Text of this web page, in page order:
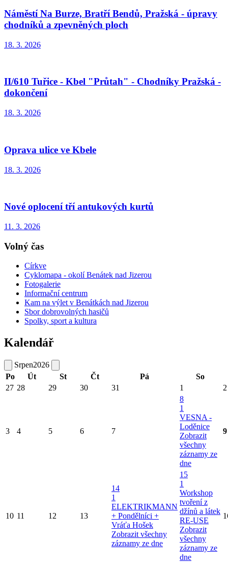
Náměstí Na Burze, Bratří Bendů, Pražská - úpravy
chodníků a zpevněných ploch
18. 3. 2026
II/610 Tuřice - Kbel "Průtah" - Chodníky Pražská -
dokončení
18. 3. 2026
Oprava ulice ve Kbele
18. 3. 2026
Nové oplocení tří antukových kurtů
11. 3. 2026
Volný čas
Církve
Cyklomapa - okolí Benátek nad Jizerou
Fotogalerie
Informační centrum
Kam na výlet v Benátkách nad Jizerou
Sbor dobrovolných hasičů
Spolky, sport a kultura
Kalendář
Srpen2026
Po
Út St Čt Pá
So
27 28 29 30 31 1 2
3 4 5 6 7
8
1
VESNA -
Loděnice
Zobrazit
všechny
záznamy ze
dne
9
10 11 12 13
14
1
ELEKTRIKMANN
+ Pondělníci +
Vráťa Hošek
Zobrazit všechny
záznamy ze dne
15
1
Workshop
tvoření z
džínů a látek
RE-USE
Zobrazit
všechny
záznamy ze
dne